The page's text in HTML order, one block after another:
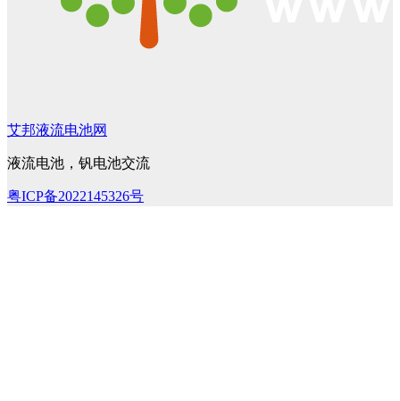
艾邦液流电池网
液流电池，钒电池交流
粤ICP备2022145326号